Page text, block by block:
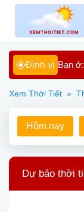
Định vị Bạn ở:
Xem Thời Tiết »
Hôm nay
Dự báo thời